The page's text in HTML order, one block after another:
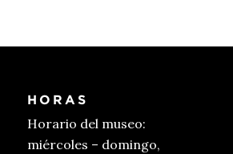
HORAS
Horario del museo:
miércoles – domingo,